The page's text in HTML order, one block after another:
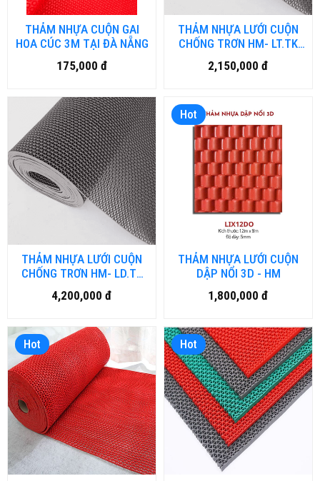
THẢM NHỰA CUỘN GAI
HOA CÚC 3M TẠI ĐÀ NẴNG
175,000 đ
THẢM NHỰA LƯỚI CUỘN
CHỐNG TRƠN HM- LT.TK
LOẠI THÔNG DỤNG
2,150,000 đ
THẢM NHỰA LƯỚI CUỘN
CHỐNG TRƠN HM- LD.TK
LOẠI DÀY
4,200,000 đ
Hot
THẢM NHỰA LƯỚI CUỘN
DẬP NỔI 3D - HM
1,800,000 đ
Hot Hot